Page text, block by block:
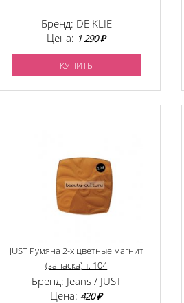
Бренд: DE KLIE
Цена: 1 290 ₽
КУПИТЬ
JUST Румяна 2-х цветные магнит
(запаска) т. 104
Бренд: Jeans / JUST
Цена: 420 ₽